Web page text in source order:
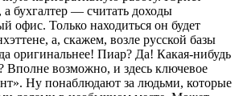
а бухгалтер — считать доходы
офис. Только находиться он будет
а, скажем, возле русской базы
оригинальнее! Пиар? Да! Какая-нибудь
Вполне возможно, и здесь ключевое
Ну понаблюдают за людьми, которые